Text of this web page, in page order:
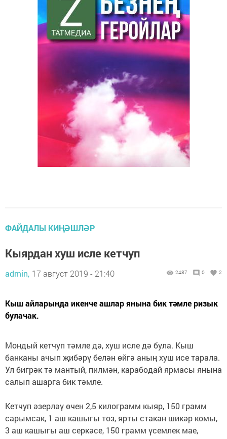
ФАЙДАЛЫ КИҢӘШЛӘР
Кыярдан хуш исле кетчуп
admin, 17 август 2019 - 21:40 2487 0 2
Кыш айларында икенче ашлар янына бик тәмле ризык
булачак.
Мондый кетчуп тәмле дә, хуш исле дә була. Кыш
банканы ачып җибәрү белән өйгә аның хуш исе тарала.
Ул бигрәк тә мантый, пилмән, карабодай ярмасы янына
салып ашарга бик тәмле.
Кетчуп әзерләү өчен 2,5 килограмм кыяр, 150 грамм
сарымсак, 1 аш кашыгы тоз, ярты стакан шикәр комы,
3 аш кашыгы аш серкәсе, 150 грамм үсемлек мае,